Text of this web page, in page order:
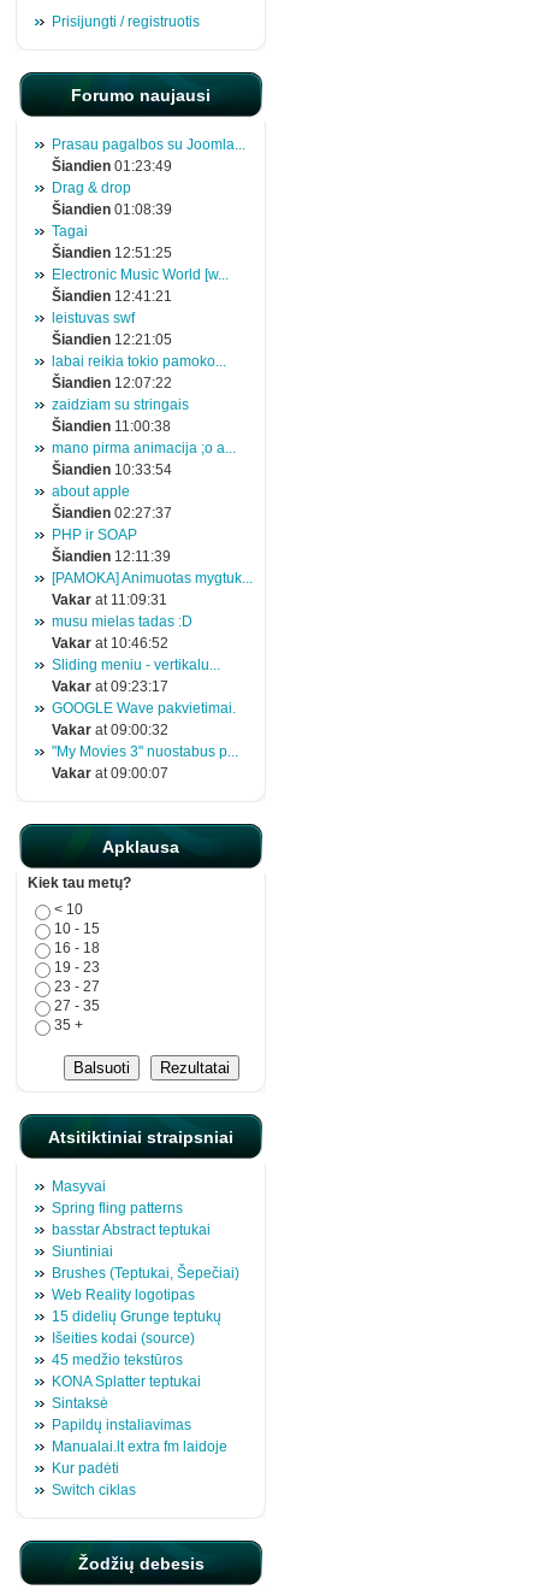
Prisijungti / registruotis
Forumo naujausi
Prasau pagalbos su Joomla...
Šiandien 01:23:49
Drag & drop
Šiandien 01:08:39
Tagai
Šiandien 12:51:25
Electronic Music World [w...
Šiandien 12:41:21
leistuvas swf
Šiandien 12:21:05
labai reikia tokio pamoko...
Šiandien 12:07:22
zaidziam su stringais
Šiandien 11:00:38
mano pirma animacija ;o a...
Šiandien 10:33:54
about apple
Šiandien 02:27:37
PHP ir SOAP
Šiandien 12:11:39
[PAMOKA] Animuotas mygtuk...
Vakar at 11:09:31
musu mielas tadas :D
Vakar at 10:46:52
Sliding meniu - vertikalu...
Vakar at 09:23:17
GOOGLE Wave pakvietimai.
Vakar at 09:00:32
"My Movies 3" nuostabus p...
Vakar at 09:00:07
Apklausa
Kiek tau metų?
< 10
10 - 15
16 - 18
19 - 23
23 - 27
27 - 35
35 +
Atsitiktiniai straipsniai
Masyvai
Spring fling patterns
basstar Abstract teptukai
Siuntiniai
Brushes (Teptukai, Šepečiai)
Web Reality logotipas
15 didelių Grunge teptukų
Išeities kodai (source)
45 medžio tekstūros
KONA Splatter teptukai
Sintaksė
Papildų instaliavimas
Manualai.lt extra fm laidoje
Kur padėti
Switch ciklas
Žodžių debesis